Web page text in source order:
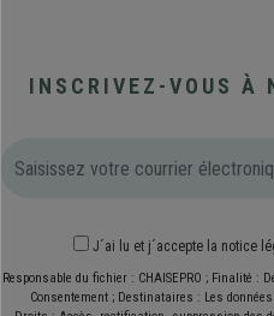
INSCRIVEZ-VOUS À
J´ai lu et j´accepte la notice
Responsable du fichier : CHAISEPRO ; Finalité
Consentement ; Destinataires : Les